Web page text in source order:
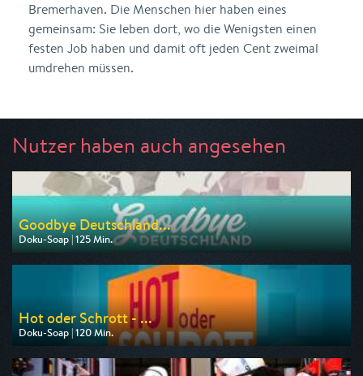
Bremerhaven. Die Menschen hier haben eines
gemeinsam: Sie leben dort, wo die Wenigsten einen
festen Job haben und damit oft jeden Cent zweimal
umdrehen müssen.
Nutzer haben auch angesehen
Goodbye Deutschland...
Doku-Soap | 125 Min.
Ausgestrahlt von VOX
am 10.08.2026, 20:15
Hot oder Schrott - ...
Doku-Soap | 120 Min.
Ausgestrahlt von VOX
am 11.08.2026, 20:15